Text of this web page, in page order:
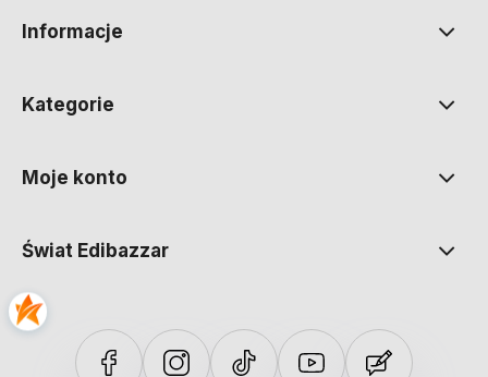
Informacje
Kategorie
Moje konto
Świat Edibazzar